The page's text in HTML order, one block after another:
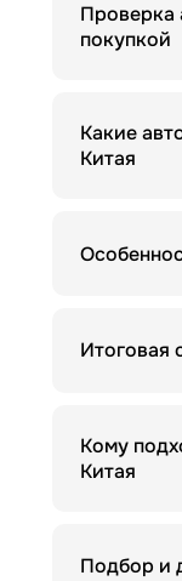
Проверка
покупкой
Какие
Китая
Итоговая
Кому
Китая
Подбор и